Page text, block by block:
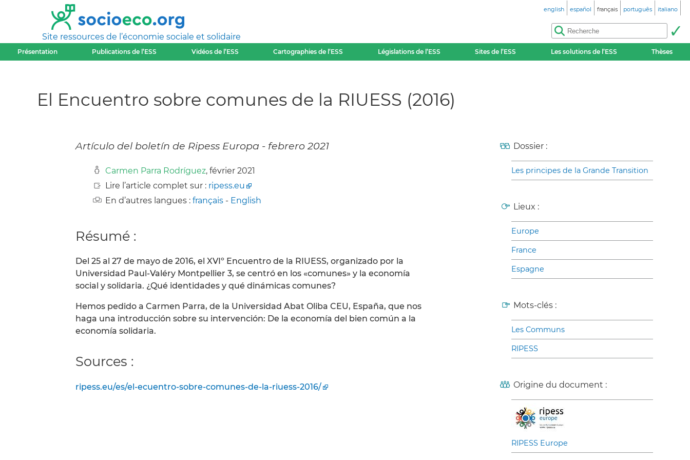
Site ressources de l’économie sociale et solidaire
english español français português italiano
Présentation Publications de l’ESS Vidéos de l’ESS Cartographies de l’ESS Législations de l’ESS Sites de l’ESS Les solutions de l’ESS Thèses
El Encuentro sobre comunes de la RIUESS (2016)
Artículo del boletín de Ripess Europa - febrero 2021
Carmen Parra Rodríguez, février 2021
Lire l’article complet sur : ripess.eu
En d’autres langues : français - English
Résumé :
Del 25 al 27 de mayo de 2016, el XVIº Encuentro de la RIUESS, organizado por la
Universidad Paul-Valéry Montpellier 3, se centró en los «comunes» y la economía
social y solidaria. ¿Qué identidades y qué dinámicas comunes?
Hemos pedido a Carmen Parra, de la Universidad Abat Oliba CEU, España, que nos
haga una introducción sobre su intervención: De la economía del bien común a la
economía solidaria.
Sources :
ripess.eu/es/el-ecuentro-sobre-comunes-de-la-riuess-2016/
Dossier :
Les principes de la Grande Transition
Lieux :
Europe
France
Espagne
Mots-clés :
Les Communs
RIPESS
Origine du document :
RIPESS Europe